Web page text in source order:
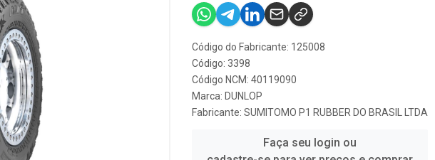
Código do Fabricante: 125008
Código: 3398
Código NCM: 40119090
Marca: DUNLOP
Fabricante: SUMITOMO P1 RUBBER DO BRASIL LTDA
Faça seu login ou